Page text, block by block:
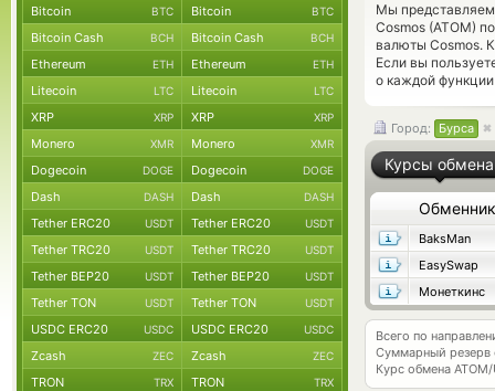
Мы
Cosmos (ATOM)
валюты Cosmos.
Если вы
о каждой
Город: Бурса
Курсы обмена
Обменник
BaksMan
EasySwap
Монеткинс
Всего по
Суммарный резерв
Курс обмена
Bitcoin BTC Bitcoin BTC
Bitcoin Cash BCH Bitcoin Cash BCH
Ethereum ETH Ethereum ETH
Litecoin LTC Litecoin LTC
XRP XRP XRP XRP
Monero XMR Monero XMR
Dogecoin DOGE Dogecoin DOGE
Dash DASH Dash DASH
Tether ERC20 USDT Tether ERC20 USDT
Tether TRC20 USDT Tether TRC20 USDT
Tether BEP20 USDT Tether BEP20 USDT
Tether TON USDT Tether TON USDT
USDC ERC20 USDC USDC ERC20 USDC
Zcash ZEC Zcash ZEC
TRON TRX TRON TRX